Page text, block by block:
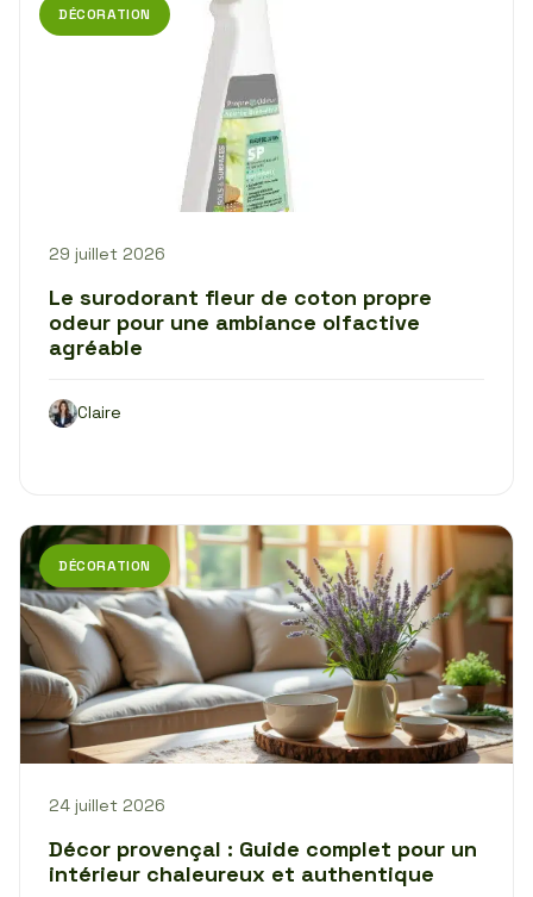
DÉCORATION
29 juillet 2026
Le surodorant fleur de coton propre
odeur pour une ambiance olfactive
agréable
Claire
DÉCORATION
24 juillet 2026
Décor provençal : Guide complet pour un
intérieur chaleureux et authentique